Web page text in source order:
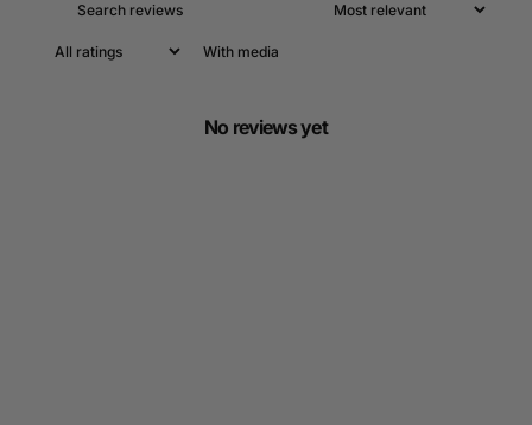
With media
No reviews yet